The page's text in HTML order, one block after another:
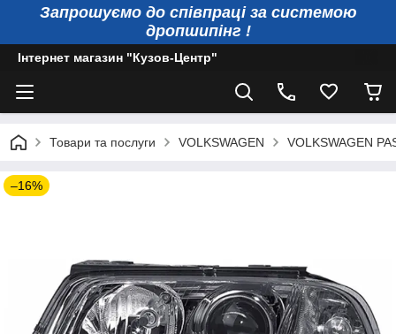
Запрошуємо до співпраці за системою
дропшипінг !
Інтернет магазин "Кузов-Центр"
Товари та послуги VOLKSWAGEN VOLKSWAGEN
–16%